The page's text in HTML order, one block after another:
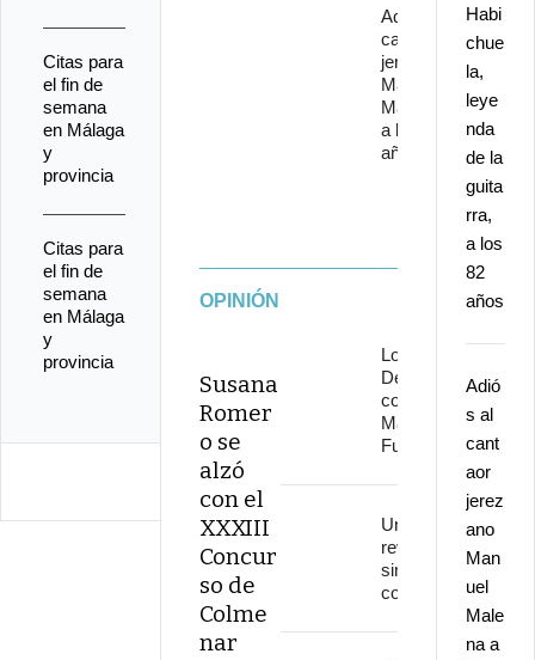
Adiós al
cantaor
jerezano
Manuel
Malena
a los 67
años
OPINIÓN
Susana
Romer
o se
alzó
con el
XXXIII
Concur
so de
Colme
nar
Los
Delinqüentes
conquistan
Marenostrum
Fuengirola
Una
revolución
sin
continuidad
Habi
chue
la,
leye
nda
de la
guita
rra,
a los
82
años
Adió
s al
cant
aor
jerez
ano
Man
uel
Male
na a
Citas para
el fin de
semana
en Málaga
y
provincia
Citas para
el fin de
semana
en Málaga
y
provincia